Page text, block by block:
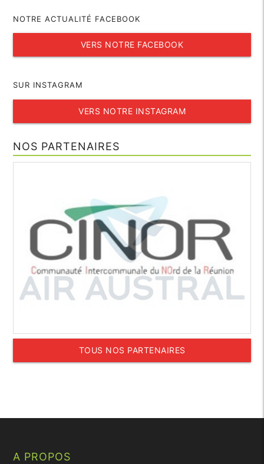
NOTRE ACTUALITÉ FACEBOOK
VERS NOTRE FACEBOOK
SUR INSTAGRAM
VERS NOTRE INSTAGRAM
NOS PARTENAIRES
TOUS NOS PARTENAIRES
A PROPOS